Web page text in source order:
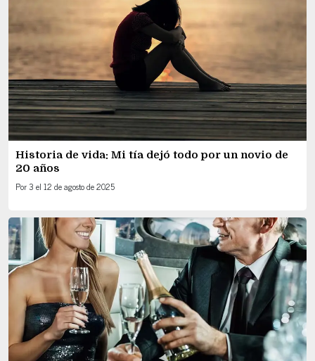
Historia de vida: Mi tía dejó todo por un novio de
20 años
Por3 el 12 de agosto de 2025